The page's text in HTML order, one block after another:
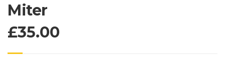
baseado
em
de
clientes
Miter
£35.00